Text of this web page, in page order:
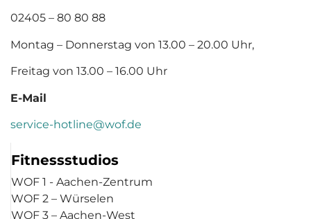
02405 – 80 80 88
Montag – Donnerstag von 13.00 – 20.00 Uhr,
Freitag von 13.00 – 16.00 Uhr
E-Mail
service-hotline@wof.de
Fitnessstudios
WOF 1 - Aachen-Zentrum
WOF 2 – Würselen
WOF 3 – Aachen-West